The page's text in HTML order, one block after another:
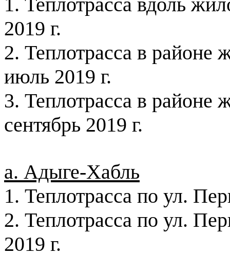
2019 г.
2. Теплотрасса в
июль 2019 г.
3. Теплотрасса в
сентябрь 2019 г.
а. Адыге-Хабль
1. Теплотрасса по ул.
2. Теплотрасса по ул.
2019 г.